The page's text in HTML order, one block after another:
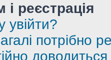
реєстрація
потрібно